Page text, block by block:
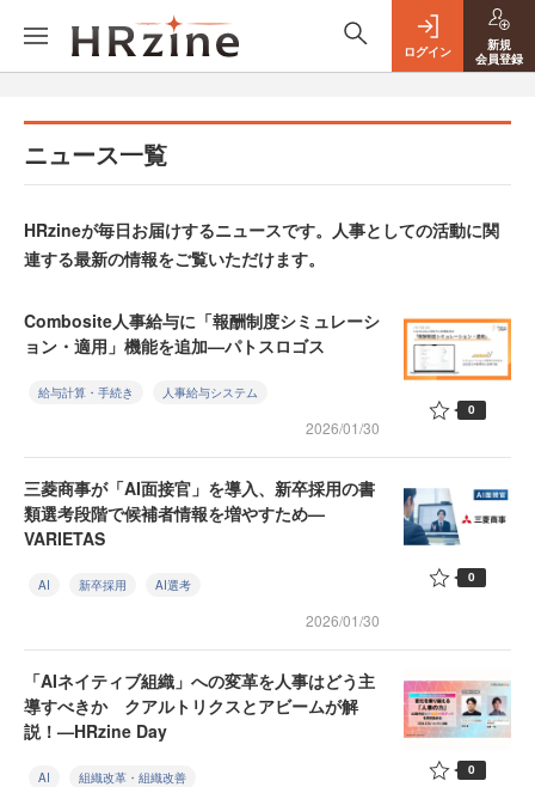
ログイン
新規
会員登録
ニュース一覧
HRzineが毎日お届けするニュースです。人事としての活動に関
連する最新の情報をご覧いただけます。
Combosite人事給与に「報酬制度シミュレーシ
ョン・適用」機能を追加—パトスロゴス
給与計算・手続き 人事給与システム
2026/01/30
0
三菱商事が「AI面接官」を導入、新卒採用の書
類選考段階で候補者情報を増やすため—
VARIETAS
AI 新卒採用 AI選考
2026/01/30
0
「AIネイティブ組織」への変革を人事はどう主
導すべきか クアルトリクスとアビームが解
説！—HRzine Day
AI 組織改革・組織改善 0